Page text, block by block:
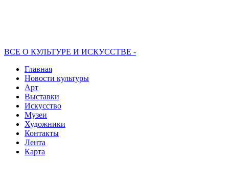
ВСЕ О КУЛЬТУРЕ И ИСКУССТВЕ -
Главная
Новости культуры
Арт
Выставки
Искусство
Музеи
Художники
Контакты
Лента
Карта